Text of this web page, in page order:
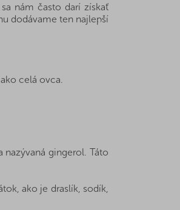
nám často darí získať
dodávame ten najlepší
celá ovca.
gingerol. Táto
ako je draslík, sodík,